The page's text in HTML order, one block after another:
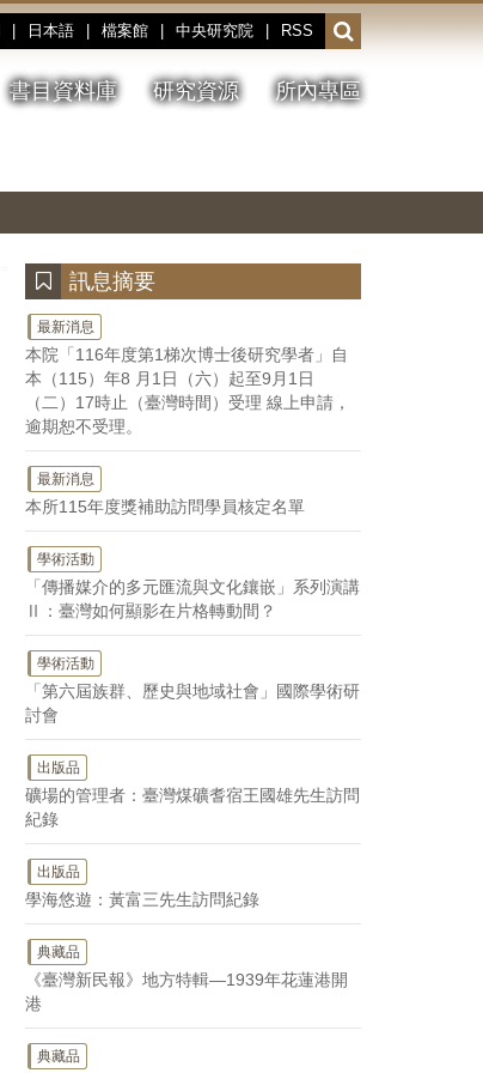
日本語 檔案館 中央研究院 RSS
開
啟
或
收
書目資料庫 研究資源 所內專區
停、
圖
圖
結
訊息摘要
最新消息
本院「116年度第1梯次博士後研究學者」自
本（115）年8 月1日（六）起至9月1日
（二）17時止（臺灣時間）受理 線上申請，
逾期恕不受理。
最新消息
本所115年度獎補助訪問學員核定名單
學術活動
「傳播媒介的多元匯流與文化鑲嵌」系列演講
Ⅱ：臺灣如何顯影在片格轉動間？
學術活動
「第六屆族群、歷史與地域社會」國際學術研
討會
出版品
礦場的管理者：臺灣煤礦耆宿王國雄先生訪問
紀錄
出版品
學海悠遊：黃富三先生訪問紀錄
典藏品
《臺灣新民報》地方特輯—1939年花蓮港開
港
典藏品